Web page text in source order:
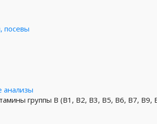
посевы
анализы
группы B (B1, B2, B3, B5, B6, B7, B9,